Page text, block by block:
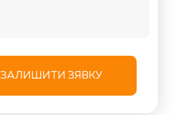
ЗАЛИШИТИ ЗЯВКУ